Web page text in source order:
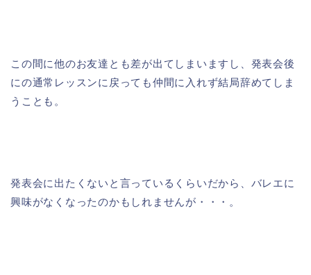
この間に他のお友達とも差が出てしまいますし、発表会後
にの通常レッスンに戻っても仲間に入れず結局辞めてしま
うことも。
発表会に出たくないと言っているくらいだから、バレエに
興味がなくなったのかもしれませんが・・・。